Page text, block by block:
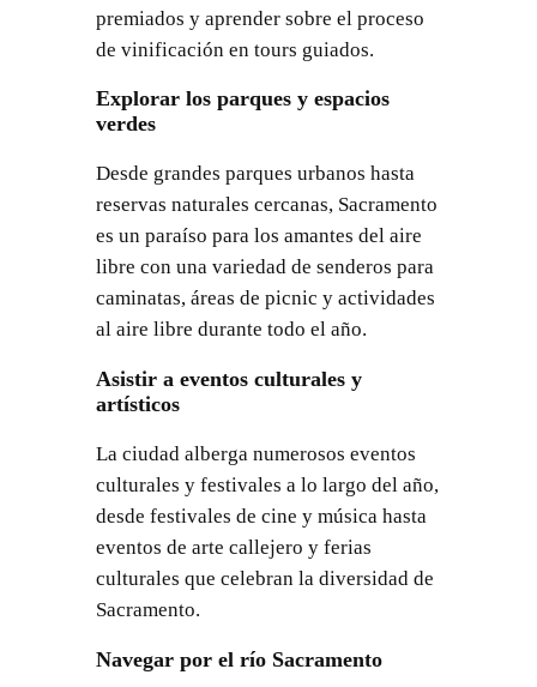
premiados y aprender sobre el proceso
de vinificación en tours guiados.
Explorar los parques y espacios
verdes
Desde grandes parques urbanos hasta
reservas naturales cercanas, Sacramento
es un paraíso para los amantes del aire
libre con una variedad de senderos para
caminatas, áreas de picnic y actividades
al aire libre durante todo el año.
Asistir a eventos culturales y
artísticos
La ciudad alberga numerosos eventos
culturales y festivales a lo largo del año,
desde festivales de cine y música hasta
eventos de arte callejero y ferias
culturales que celebran la diversidad de
Sacramento.
Navegar por el río Sacramento